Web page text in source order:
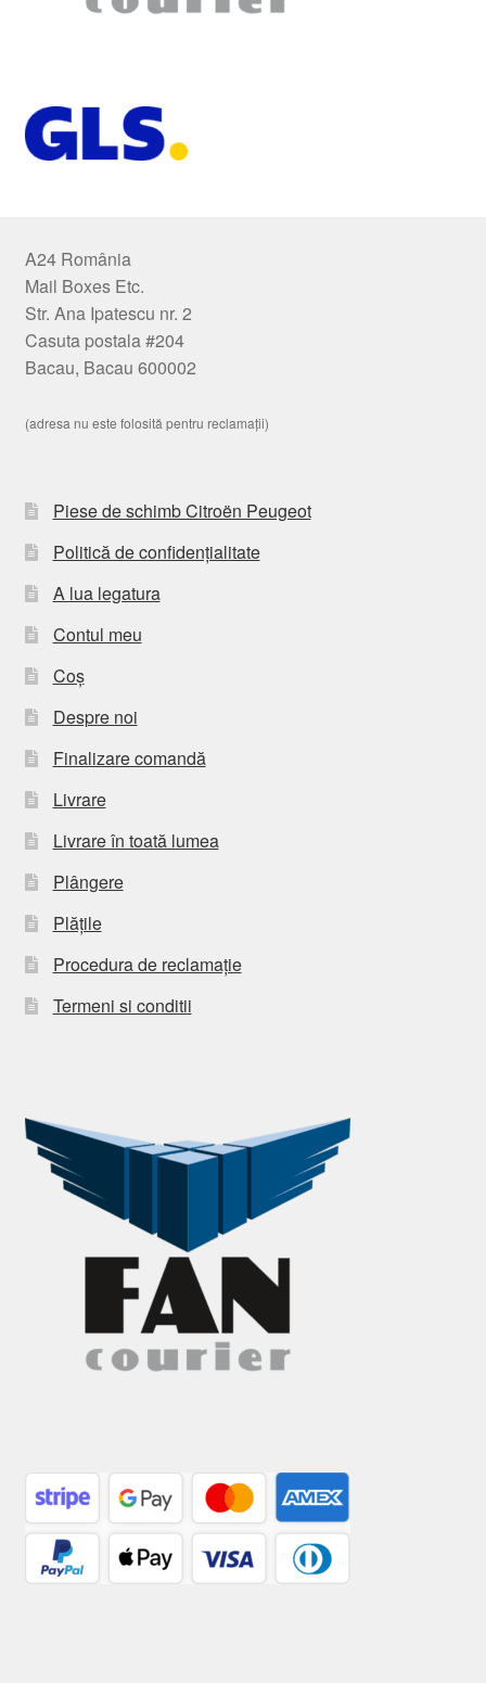
A24 România
Mail Boxes Etc.
Str. Ana Ipatescu nr. 2
Casuta postala #204
Bacau, Bacau 600002
(adresa nu este folosită pentru reclamații)
Piese de schimb Citroën Peugeot
Politică de confidențialitate
A lua legatura
Contul meu
Coș
Despre noi
Finalizare comandă
Livrare
Livrare în toată lumea
Plângere
Plățile
Procedura de reclamație
Termeni si conditii